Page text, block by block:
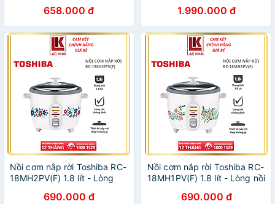
658.000 đ 1.990.000 đ
Nồi cơm nắp rời Toshiba RC-
18MH2PV(F) 1.8 lít - Lòng
dính - Hàng chính hãng -
690.000 đ
Nồi cơm nắp rời Toshiba RC-
18MH1PV(F) 1.8 lít - Lòng nồi
Hàng chính hãng, Bảo hành
690.000 đ